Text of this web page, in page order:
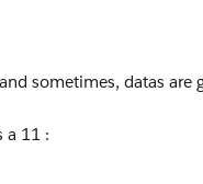
sometimes, datas are
a 11 :